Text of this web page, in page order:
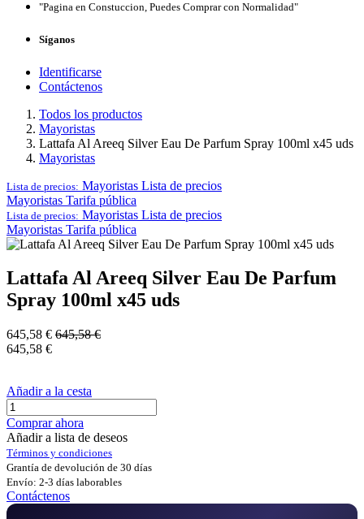
"Pagina en Constuccion, Puedes Comprar con Normalidad"
Síganos
Identificarse
Contáctenos
Todos los productos
Mayoristas
Lattafa Al Areeq Silver Eau De Parfum Spray 100ml x45 uds
Mayoristas
Lista de precios: Mayoristas Lista de precios
Mayoristas Tarifa pública
Lista de precios: Mayoristas Lista de precios
Mayoristas Tarifa pública
Lattafa Al Areeq Silver Eau De Parfum
Spray 100ml x45 uds
645,58 € 645,58€
645,58 €
Añadir a la cesta
Comprar ahora
Añadir a lista de deseos
Términos y condiciones
Grantía de devolución de 30 días
Envío: 2-3 días laborables
Contáctenos